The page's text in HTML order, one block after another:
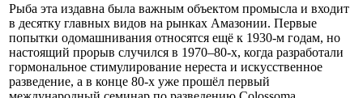
Рыба эта издавна была важным объектом промысла и входит
в десятку главных видов на рынках Амазонии. Первые
попытки одомашнивания относятся ещё к 1930-м годам, но
настоящий прорыв случился в 1970–80-х, когда разработали
гормональное стимулирование нереста и искусственное
разведение, а в конце 80-х уже прошёл первый